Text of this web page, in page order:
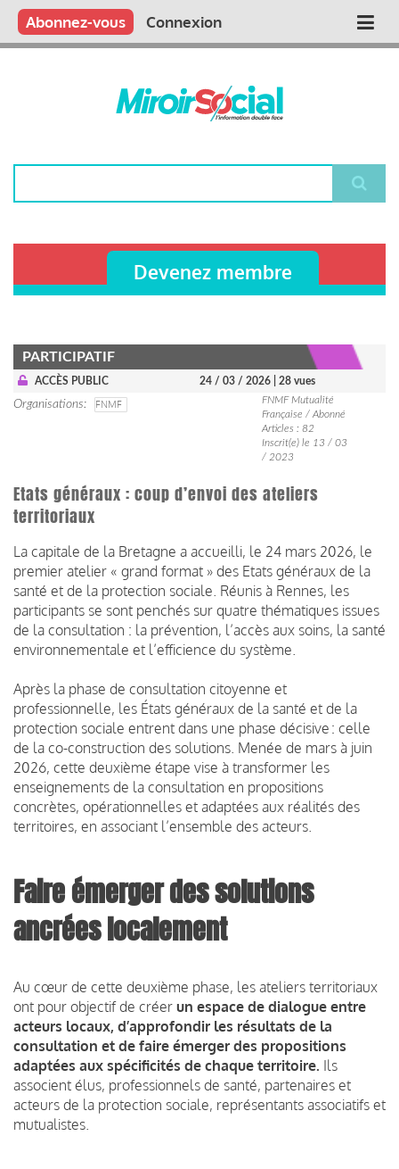
Aller
contenu
Main
Qui sommes nous ?
Vous publiez
Nous publions
Contactez-nous
Abonnez-vous Connexion
Devenez membre
PARTICIPATIF
ACCÈS PUBLIC 24 / 03 / 2026 | 28 vues
Organisations FNMF
FNMF Mutualité
Française / Abonné
Articles : 82
Inscrit(e) le 13 / 03
/ 2023
Etats généraux : coup d’envoi des ateliers
territoriaux
La capitale de la Bretagne a accueilli, le 24 mars 2026, le
premier atelier « grand format » des Etats généraux de la
santé et de la protection sociale. Réunis à Rennes, les
participants se sont penchés sur quatre thématiques issues
de la consultation : la prévention, l’accès aux soins, la santé
environnementale et l’efficience du système.
Après la phase de consultation citoyenne et
professionnelle, les États généraux de la santé et de la
protection sociale entrent dans une phase décisive : celle
de la co-construction des solutions. Menée de mars à juin
2026, cette deuxième étape vise à transformer les
enseignements de la consultation en propositions
concrètes, opérationnelles et adaptées aux réalités des
territoires, en associant l’ensemble des acteurs.
Faire émerger des solutions
ancrées localement
Au cœur de cette deuxième phase, les ateliers territoriaux
ont pour objectif de créer un espace de dialogue entre
acteurs locaux, d’approfondir les résultats de la
consultation et de faire émerger des propositions
adaptées aux spécificités de chaque territoire. Ils
associent élus, professionnels de santé, partenaires et
acteurs de la protection sociale, représentants associatifs et
mutualistes.